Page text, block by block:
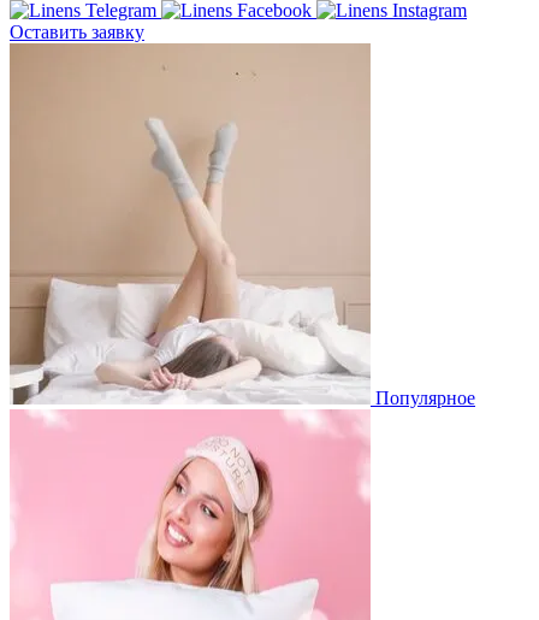
Оставить заявку
Популярное